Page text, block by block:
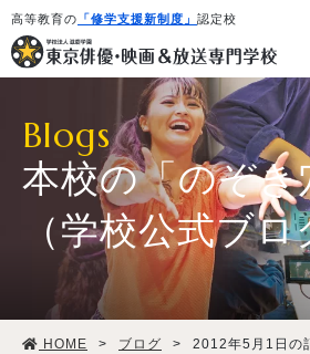
高等教育の 「修学支援新制度」 認定校
学校紹介・教育システム
Blogs
本校の「のぞき
（学校公式ブロ
HOME > ブログ > 2012年5月1日の